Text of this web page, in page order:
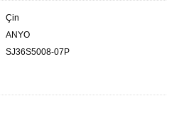
Çin
ANYO
SJ36S5008-07P